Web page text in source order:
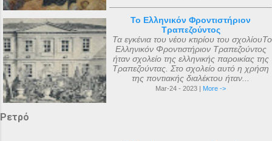
Το Ελληνικόν Φροντιστήριον
Τραπεζούντος
Τα εγκένια του νέου κτιρίου του σχολίουΤο
Ελληνικόν Φροντιστήριον Τραπεζούντος
ήταν σχολείο της ελληνικής παροικίας της
Τραπεζούντας. Στο σχολείο αυτό η χρήση
της ποντιακής διαλέκτου ήταν...
Mar-24 - 2023 | More ->
Ρετρό